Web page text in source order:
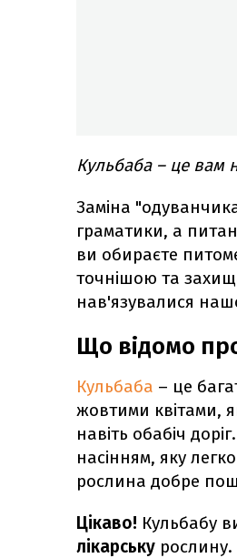
Кульбаба – це вам
Заміна
граматики, а
ви обираєте
точнішою та
нав'язувалися
Що відомо
Кульбаба – це
жовтими квітами,
навіть обабіч
насінням, яку
рослина добре
Цікаво! Кульбабу
лікарську